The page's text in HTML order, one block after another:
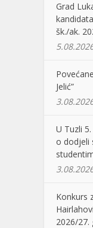
Grad
šk./ak.
Jelić”
U Tuzli
o dodjeli
Konkurs
2026/27.